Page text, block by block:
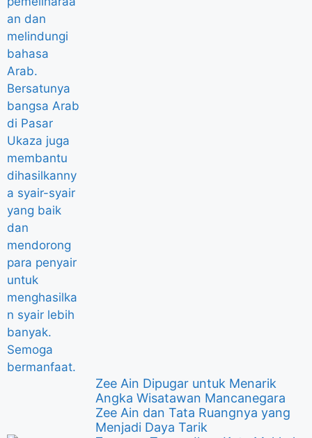
Zee Ain Dipugar untuk Menarik
Angka Wisatawan Mancanegara
Zee Ain dan Tata Ruangnya yang
Menjadi Daya Tarik